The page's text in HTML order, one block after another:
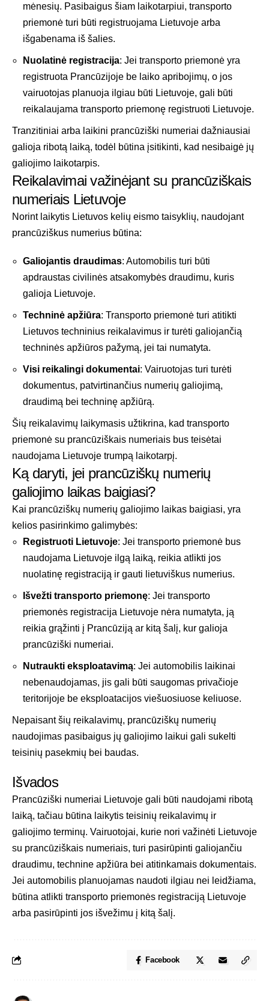
mėnesių. Pasibaigus šiam laikotarpiui, transporto
priemonė turi būti registruojama Lietuvoje arba
išgabenama iš šalies.
Nuolatinė registracija: Jei transporto priemonė yra
registruota Prancūzijoje be laiko apribojimų, o jos
vairuotojas planuoja ilgiau būti Lietuvoje, gali būti
reikalaujama transporto priemonę registruoti Lietuvoje.
Tranzitiniai arba laikini prancūziški numeriai dažniausiai
galioja ribotą laiką, todėl būtina įsitikinti, kad nesibaigė jų
galiojimo laikotarpis.
Reikalavimai važinėjant su prancūziškais
numeriais Lietuvoje
Norint laikytis Lietuvos kelių eismo taisyklių, naudojant
prancūziškus numerius būtina:
Galiojantis draudimas: Automobilis turi būti
apdraustas civilinės atsakomybės draudimu, kuris
galioja Lietuvoje.
Techninė apžiūra: Transporto priemonė turi atitikti
Lietuvos techninius reikalavimus ir turėti galiojančią
techninės apžiūros pažymą, jei tai numatyta.
Visi reikalingi dokumentai: Vairuotojas turi turėti
dokumentus, patvirtinančius numerių galiojimą,
draudimą bei techninę apžiūrą.
Šių reikalavimų laikymasis užtikrina, kad transporto
priemonė su prancūziškais numeriais bus teisėtai
naudojama Lietuvoje trumpą laikotarpį.
Ką daryti, jei prancūziškų numerių
galiojimo laikas baigiasi?
Kai prancūziškų numerių galiojimo laikas baigiasi, yra
kelios pasirinkimo galimybės:
Registruoti Lietuvoje: Jei transporto priemonė bus
naudojama Lietuvoje ilgą laiką, reikia atlikti jos
nuolatinę registraciją ir gauti lietuviškus numerius.
Išvežti transporto priemonę: Jei transporto
priemonės registracija Lietuvoje nėra numatyta, ją
reikia grąžinti į Prancūziją ar kitą šalį, kur galioja
prancūziški numeriai.
Nutraukti eksploatavimą: Jei automobilis laikinai
nebenaudojamas, jis gali būti saugomas privačioje
teritorijoje be eksploatacijos viešuosiuose keliuose.
Nepaisant šių reikalavimų, prancūziškų numerių
naudojimas pasibaigus jų galiojimo laikui gali sukelti
teisinių pasekmių bei baudas.
Išvados
Prancūziški numeriai Lietuvoje gali būti naudojami ribotą
laiką, tačiau būtina laikytis teisinių reikalavimų ir
galiojimo terminų. Vairuotojai, kurie nori važinėti Lietuvoje
su prancūziškais numeriais, turi pasirūpinti galiojančiu
draudimu, technine apžiūra bei atitinkamais dokumentais.
Jei automobilis planuojamas naudoti ilgiau nei leidžiama,
būtina atlikti transporto priemonės registraciją Lietuvoje
arba pasirūpinti jos išvežimu į kitą šalį.
Facebook